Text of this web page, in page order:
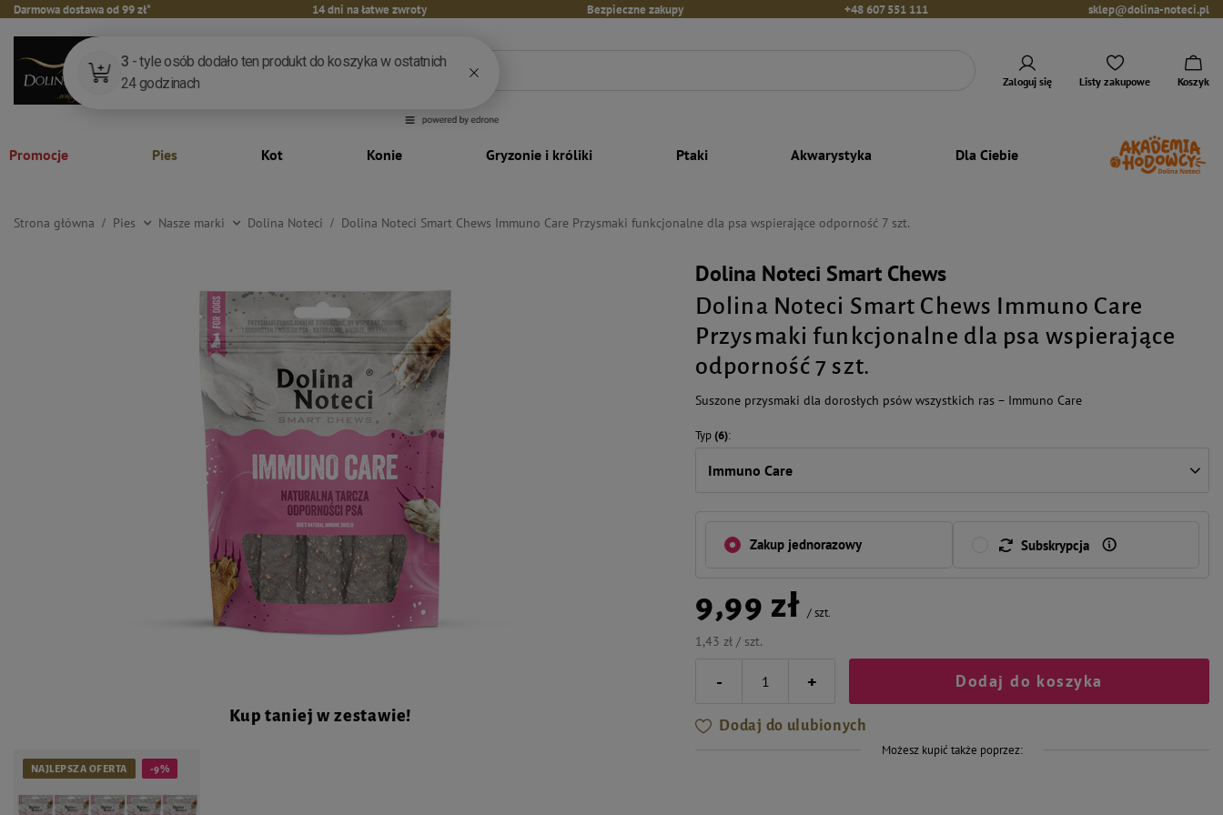
Darmowa dostawa od 99 zł* 14 dni na łatwe zwroty Bezpieczne zakupy +48 607 551 111 sklep@dolina-noteci.pl
Zaloguj się Listy zakupowe Koszyk
Promocje Pies Kot Konie Gryzonie i króliki Ptaki Akwarystyka Dla Ciebie
Strona główna Pies Nasze marki Dolina Noteci Dolina Noteci Smart Chews Immuno Care Przysmaki funkcjonalne dla psa wspierające odporność 7 szt.
Dolina Noteci Smart Chews
Dolina Noteci Smart Chews Immuno Care
Przysmaki funkcjonalne dla psa wspierające
odporność 7 szt.
Suszone przysmaki dla dorosłych psów wszystkich ras – Immuno Care
Typ(6)
Immuno Care
Zakup jednorazowy Subskrypcja
9,99 zł /szt.
1,43 zł / szt.
- + Dodaj do koszyka
Dodaj do ulubionych
Możesz kupić także poprzez:
Kup taniej w zestawie!
NAJLEPSZA OFERTA -9%